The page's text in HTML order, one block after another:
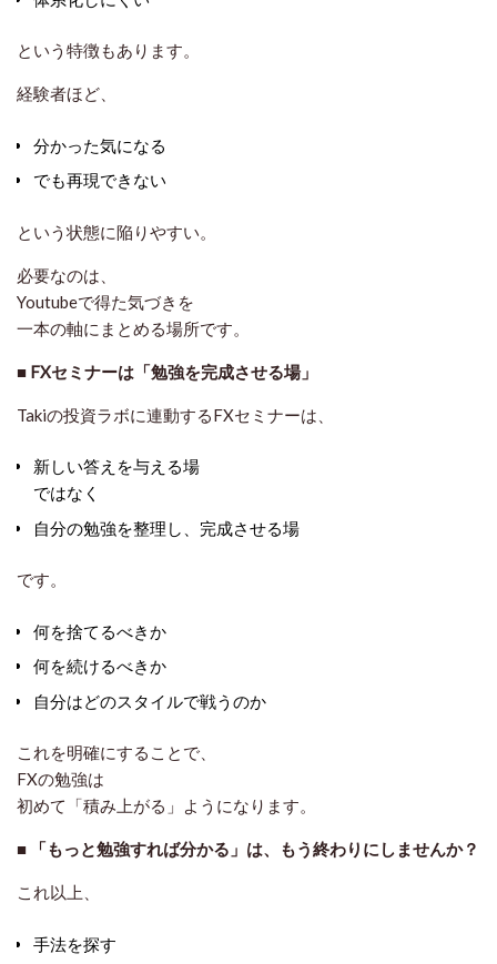
という特徴もあります。
経験者ほど、
分かった気になる
でも再現できない
という状態に陥りやすい。
必要なのは、
Youtubeで得た気づきを
一本の軸にまとめる場所です。
■ FXセミナーは「勉強を完成させる場」
Takiの投資ラボに連動するFXセミナーは、
新しい答えを与える場
ではなく
自分の勉強を整理し、完成させる場
です。
何を捨てるべきか
何を続けるべきか
自分はどのスタイルで戦うのか
これを明確にすることで、
FXの勉強は
初めて「積み上がる」ようになります。
■ 「もっと勉強すれば分かる」は、もう終わりにしませんか？
これ以上、
手法を探す